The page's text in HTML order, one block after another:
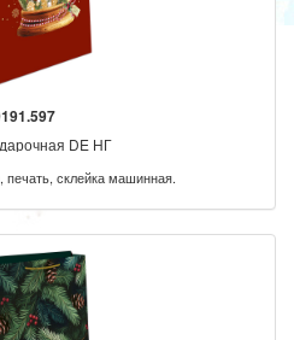
DE НГ
склейка машинная.